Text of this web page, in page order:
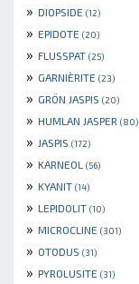
» DIOPSIDE (12)
» EPIDOTE (20)
» FLUSSPAT (25)
» GARNIÈRITE (23)
» GRÖN JASPIS (20)
» HUMLAN JASPER (80)
» JASPIS (172)
» KARNEOL (56)
» KYANIT (14)
» LEPIDOLIT (10)
» MICROCLINE (301)
» OTODUS (31)
» PYROLUSITE (31)